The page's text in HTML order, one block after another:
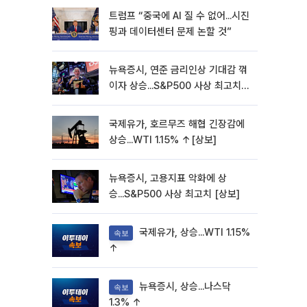
트럼프 “중국에 AI 질 수 없어...시진
핑과 데이터센터 문제 논할 것”
뉴욕증시, 연준 금리인상 기대감 꺾
이자 상승...S&P500 사상 최고치
국제유가, 호르무즈 해협 긴장감에
상승...WTI 1.15% ↑[상보]
뉴욕증시, 고용지표 악화에 상
승...S&P500 사상 최고치 [상보]
속보
↑
속보
1.3% ↑